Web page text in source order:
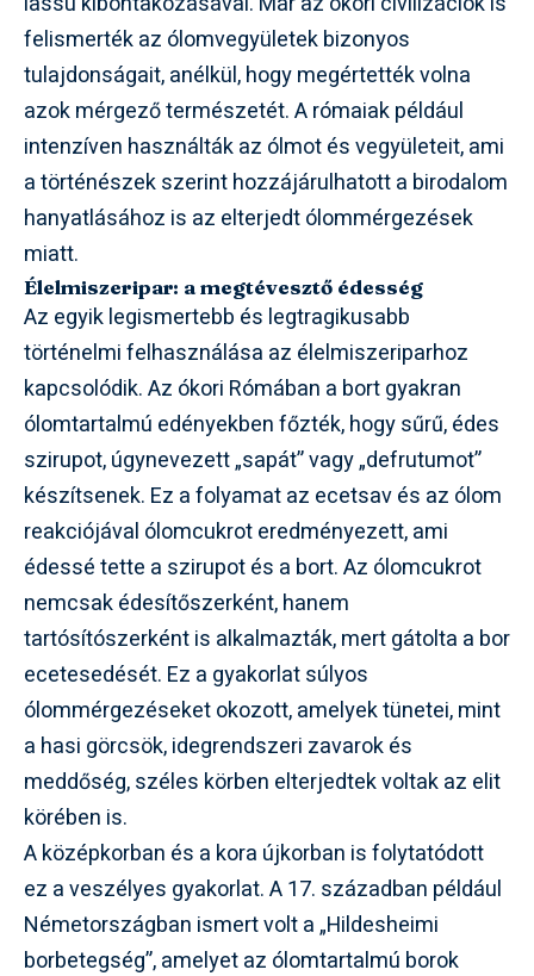
felismerték az ólomvegyületek bizonyos
tulajdonságait, anélkül, hogy megértették volna
azok mérgező természetét. A rómaiak például
intenzíven használták az ólmot és vegyületeit, ami
a történészek szerint hozzájárulhatott a birodalom
hanyatlásához is az elterjedt ólommérgezések
miatt.
Élelmiszeripar: a megtévesztő édesség
Az egyik legismertebb és legtragikusabb
történelmi felhasználása az élelmiszeriparhoz
kapcsolódik. Az ókori Rómában a bort gyakran
ólomtartalmú edényekben főzték, hogy sűrű, édes
szirupot, úgynevezett „sapát” vagy „defrutumot”
készítsenek. Ez a folyamat az ecetsav és az ólom
reakciójával ólomcukrot eredményezett, ami
édessé tette a szirupot és a bort. Az ólomcukrot
nemcsak édesítőszerként, hanem
tartósítószerként is alkalmazták, mert gátolta a bor
ecetesedését. Ez a gyakorlat súlyos
ólommérgezéseket okozott, amelyek tünetei, mint
a hasi görcsök, idegrendszeri zavarok és
meddőség, széles körben elterjedtek voltak az elit
körében is.
A középkorban és a kora újkorban is folytatódott
ez a veszélyes gyakorlat. A 17. században például
Németországban ismert volt a „Hildesheimi
borbetegség”, amelyet az ólomtartalmú borok